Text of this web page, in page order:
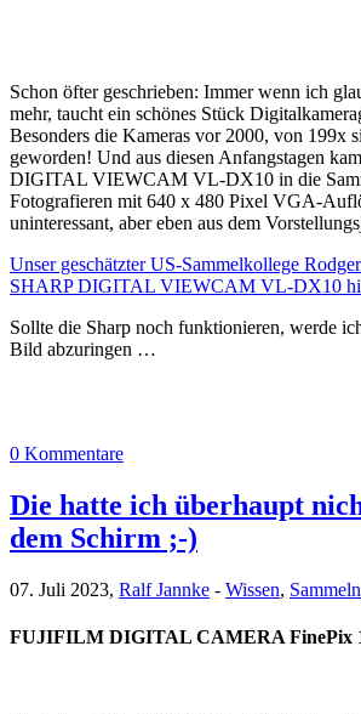
Schon öfter geschrieben: Immer wenn ich
mehr, taucht ein schönes Stück
Besonders die Kameras vor 2000, von 199x
geworden! Und aus diesen Anfangstagen
DIGITAL VIEWCAM VL-DX10 in die
Fotografieren mit 640 x 480 Pixel VGA-
uninteressant, aber eben aus dem
Unser geschätzter US-Sammelkollege
SHARP DIGITAL VIEWCAM VL-DX10
Sollte die Sharp noch funktionieren, werde
Bild abzuringen …
0 Kommentare
Die hatte ich überhaupt
dem Schirm ;-)
07. Juli 2023, Ralf Jannke - Wissen, Sammeln
FUJIFILM DIGITAL CAMERA FinePix